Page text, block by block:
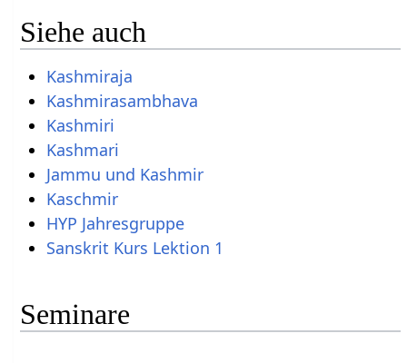
Siehe auch
Kashmiraja
Kashmirasambhava
Kashmiri
Kashmari
Jammu und Kashmir
Kaschmir
HYP Jahresgruppe
Sanskrit Kurs Lektion 1
Seminare